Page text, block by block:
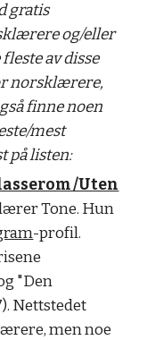
gratis
og/eller
av disse
norsklærere,
finne noen
mest
på listen:
/Uten
Tone. Hun
-profil.
"Den
Nettstedet
men noe